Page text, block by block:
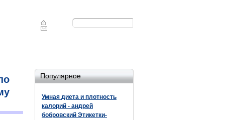
Форма
Поиск
Популярное
Умная диета и плотность
калорий - андрей
бобровский Этикетки-